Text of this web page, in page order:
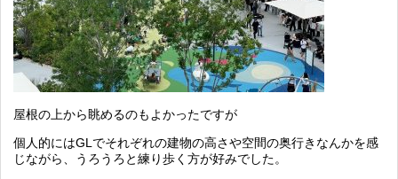
屋根の上から眺めるのもよかったですが
個人的にはGLでそれぞれの建物の高さや空間の奥行きなんかを感
じながら、うろうろと練り歩く方が好みでした。